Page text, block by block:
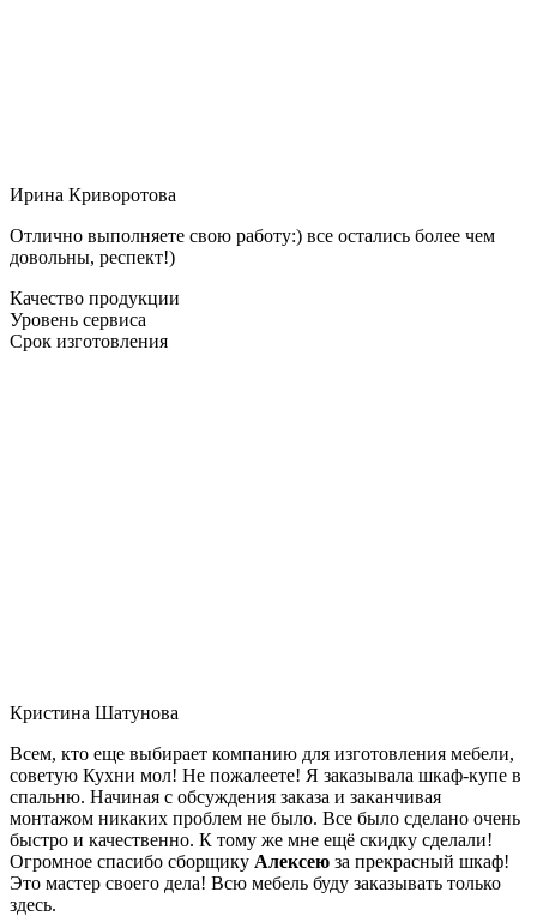
Ирина Криворотова
Отлично выполняете свою работу:) все остались более чем
довольны, респект!)
Качество продукции
Уровень сервиса
Срок изготовления
Кристина Шатунова
Всем, кто еще выбирает компанию для изготовления мебели,
советую Кухни мол! Не пожалеете! Я заказывала шкаф-купе в
спальню. Начиная с обсуждения заказа и заканчивая
монтажом никаких проблем не было. Все было сделано очень
быстро и качественно. К тому же мне ещё скидку сделали!
Огромное спасибо сборщику Алексею за прекрасный шкаф!
Это мастер своего дела! Всю мебель буду заказывать только
здесь.